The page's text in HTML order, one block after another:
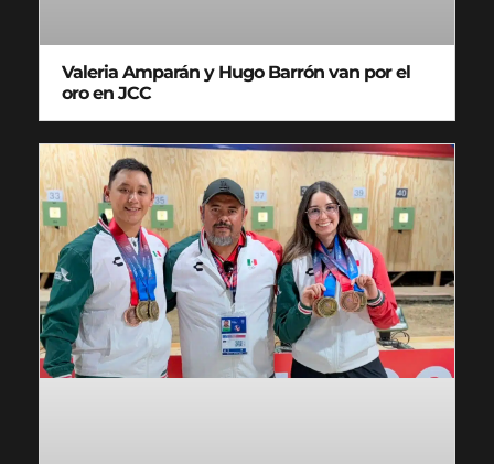
Valeria Amparán y Hugo Barrón van por el
oro en JCC